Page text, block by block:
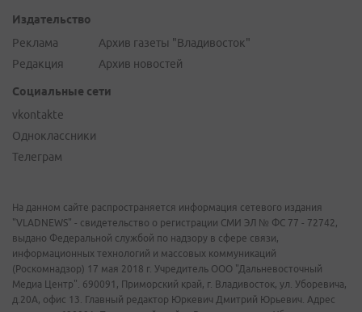
Издательство
Реклама
Редакция
Архив газеты "Владивосток"
Архив новостей
Социальные сети
vkontakte
Одноклассники
Телеграм
На данном сайте распространяется информация сетевого издания
"VLADNEWS" - свидетельство о регистрации СМИ ЭЛ № ФС 77 - 72742,
выдано Федеральной службой по надзору в сфере связи,
информационных технологий и массовых коммуникаций
(Роскомнадзор) 17 мая 2018 г. Учредитель ООО "Дальневосточный
Медиа Центр". 690091, Приморский край, г. Владивосток, ул. Уборевича,
д.20А, офис 13. Главный редактор Юркевич Дмитрий Юрьевич. Адрес